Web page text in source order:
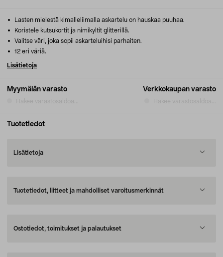
Myymälän varasto Verkkokaupan varasto
Lasten mielestä kimalleliimalla askartelu on hauskaa puuhaa.
Koristele kutsukortit ja nimikyltit glitterillä.
Valitse väri, joka sopii askarteluihisi parhaiten.
12 eri väriä.
Lisätietoja
Tuotetiedot
Lisätietoja
Tuotetiedot, liitteet ja mahdolliset varoitusmerkinnät
Ostotiedot, toimitukset ja palautukset